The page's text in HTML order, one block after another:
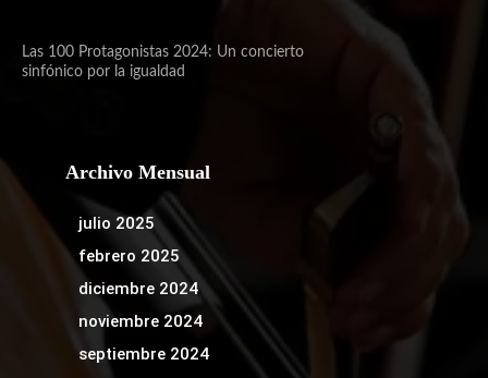
Las 100 Protagonistas 2024: Un concierto
sinfónico por la igualdad
Archivo Mensual
julio 2025
febrero 2025
diciembre 2024
noviembre 2024
septiembre 2024